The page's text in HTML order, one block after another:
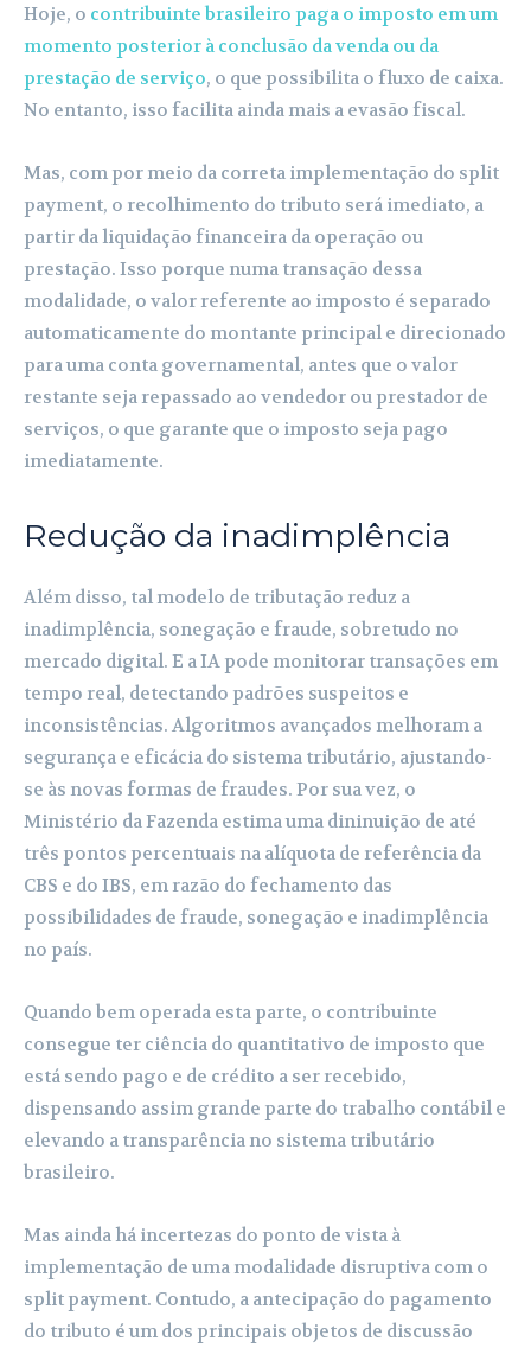
Hoje, o contribuinte brasileiro paga o imposto em um
momento posterior à conclusão da venda ou da
prestação de serviço, o que possibilita o fluxo de caixa.
No entanto, isso facilita ainda mais a evasão fiscal.
Mas, com por meio da correta implementação do split
payment, o recolhimento do tributo será imediato, a
partir da liquidação financeira da operação ou
prestação. Isso porque numa transação dessa
modalidade, o valor referente ao imposto é separado
automaticamente do montante principal e direcionado
para uma conta governamental, antes que o valor
restante seja repassado ao vendedor ou prestador de
serviços, o que garante que o imposto seja pago
imediatamente.
Redução da inadimplência
Além disso, tal modelo de tributação reduz a
inadimplência, sonegação e fraude, sobretudo no
mercado digital. E a IA pode monitorar transações em
tempo real, detectando padrões suspeitos e
inconsistências. Algoritmos avançados melhoram a
segurança e eficácia do sistema tributário, ajustando-
se às novas formas de fraudes. Por sua vez, o
Ministério da Fazenda estima uma dininuição de até
três pontos percentuais na alíquota de referência da
CBS e do IBS, em razão do fechamento das
possibilidades de fraude, sonegação e inadimplência
no país.
Quando bem operada esta parte, o contribuinte
consegue ter ciência do quantitativo de imposto que
está sendo pago e de crédito a ser recebido,
dispensando assim grande parte do trabalho contábil e
elevando a transparência no sistema tributário
brasileiro.
Mas ainda há incertezas do ponto de vista à
implementação de uma modalidade disruptiva com o
split payment. Contudo, a antecipação do pagamento
do tributo é um dos principais objetos de discussão